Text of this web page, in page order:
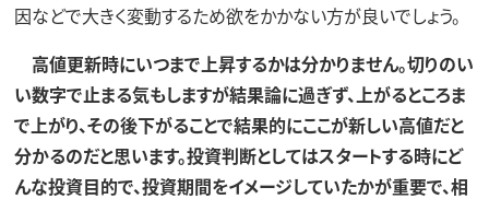
因などで大きく変動するため欲をかかない方が良いでしょう。
高値更新時にいつまで上昇するかは分かりません。切りのい
い数字で止まる気もしますが結果論に過ぎず、上がるところま
で上がり、その後下がることで結果的にここが新しい高値だと
分かるのだと思います。投資判断としてはスタートする時にど
んな投資目的で、投資期間をイメージしていたかが重要で、相